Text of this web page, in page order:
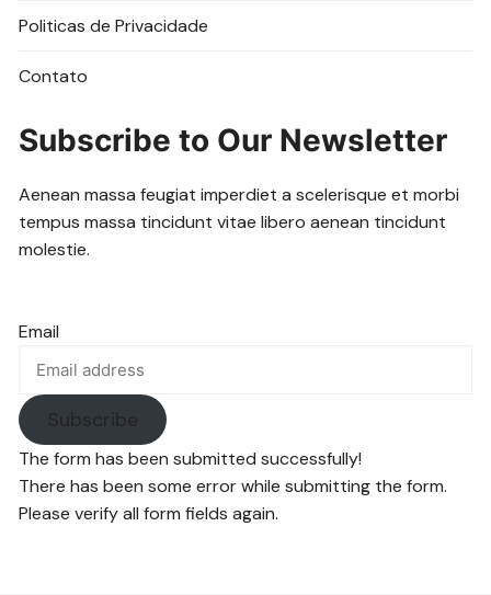
Politicas de Privacidade
Contato
Subscribe to Our Newsletter
Aenean massa feugiat imperdiet a scelerisque et morbi
tempus massa tincidunt vitae libero aenean tincidunt
molestie.
Email
Subscribe
The form has been submitted successfully!
There has been some error while submitting the form.
Please verify all form fields again.